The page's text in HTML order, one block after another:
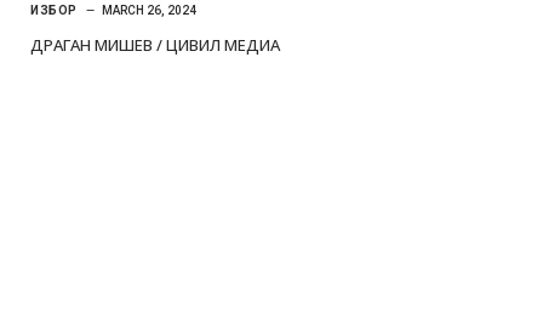
ИЗБОР MARCH 26, 2024
ДРАГАН МИШЕВ / ЦИВИЛ МЕДИА